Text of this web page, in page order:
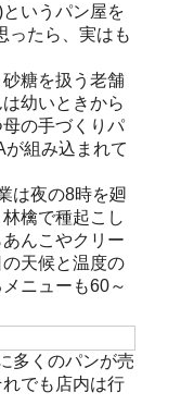
いうパン屋を
ったら、実はも
糖を扱う老舗
幼いときから
の手づくりパ
組み込まれて
は夜の8時を廻
檎で種起こし
んこやクリー
天候と温度の
ニューも60～
多くのパンが売
でも店内は行